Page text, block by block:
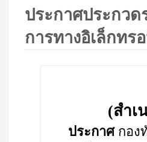
ประกาศประกวด
การทางอิเล็กทร
(สำเ
ประกาศกอง